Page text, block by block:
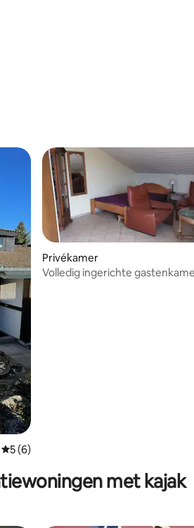
Gemiddelde beoordeling van 5 uit 5, 6
5 (6)
Privékamer
Volledig ingerichte
met kajak